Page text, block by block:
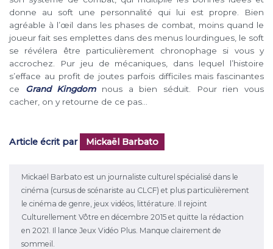
donne au soft une personnalité qui lui est propre. Bien
agréable à l’œil dans les phases de combat, moins quand le
joueur fait ses emplettes dans des menus lourdingues, le soft
se révélera être particulièrement chronophage si vous y
accrochez. Pur jeu de mécaniques, dans lequel l’histoire
s’efface au profit de joutes parfois difficiles mais fascinantes
ce Grand Kingdom
nous a bien séduit. Pour rien vous
cacher, on y retourne de ce pas…
Article écrit par Mickaël Barbato
Mickaël Barbato est un journaliste culturel spécialisé dans le
cinéma (cursus de scénariste au CLCF) et plus particulièrement
le cinéma de genre, jeux vidéos, littérature. Il rejoint
Culturellement Vôtre en décembre 2015 et quitte la rédaction
en 2021. Il lance Jeux Vidéo Plus. Manque clairement de
sommeil.